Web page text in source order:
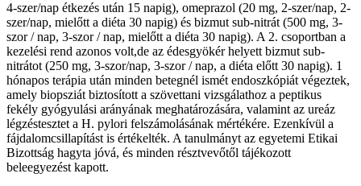
4-szer/nap étkezés után 15 napig), omeprazol (20 mg, 2-szer/nap, 2-
szer/nap, mielőtt a diéta 30 napig) és bizmut sub-nitrát (500 mg, 3-
szor / nap, 3-szor / nap, mielőtt a diéta 30 napig). A 2. csoportban a
kezelési rend azonos volt,de az édesgyökér helyett bizmut sub-
nitrátot (250 mg, 3-szor/nap, 3-szor / nap, a diéta előtt 30 napig). 1
hónapos terápia után minden betegnél ismét endoszkópiát végeztek,
amely biopsziát biztosított a szövettani vizsgálathoz a peptikus
fekély gyógyulási arányának meghatározására, valamint az ureáz
légzéstesztet a H. pylori felszámolásának mértékére. Ezenkívül a
fájdalomcsillapítást is értékelték. A tanulmányt az egyetemi Etikai
Bizottság hagyta jóvá, és minden résztvevőtől tájékozott
beleegyezést kapott.